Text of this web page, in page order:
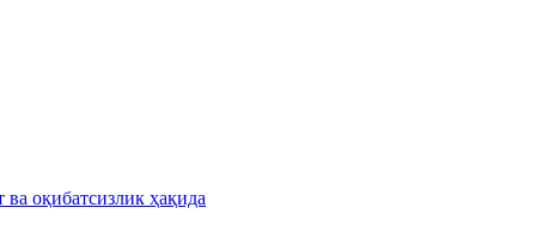
ва оқибатсизлик ҳақида